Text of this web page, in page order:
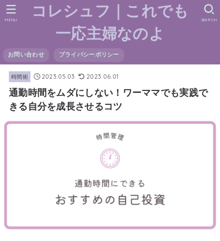
コレシュフ｜これでも
一応主婦なのよ
お問い合わせ プライバシーポリシー
SEARCH
MENU
時間術 2023.05.03 2023.06.01
通勤時間をムダにしない！ワーママでも実践で
きる自分を成長させるコツ